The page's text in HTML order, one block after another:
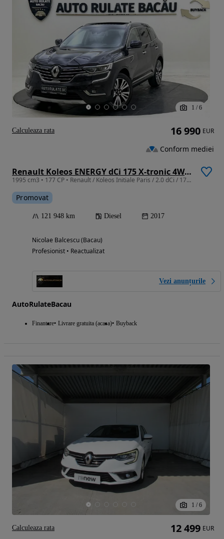
1 / 6
Renault Koleos ENERGY dCi 175 X-tronic 4WD INITIALE PARIS
1995 cm3 • 177 CP • Renault / Koleos Initiale Paris / 2.0 dCi / 177CP / An 2017 /
Promovat
121 948 km Diesel 2017
Nicolae Balcescu (Bacau)
Profesionist • Reactualizat
Vezi anunțurile
AutoRulateBacau
Finantare Livrare gratuita (acasa) Buyback
16 990 EUR
Conform mediei
Calculeaza rata
1 / 6
12 499 EUR
Calculeaza rata